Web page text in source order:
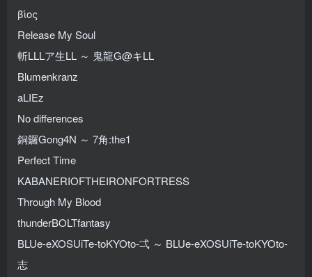
βίος
Release My Soul
斬LLLア生LL ～ 鬼龍G@キLL
Blumenkranz
aLIEz
No differences
銅鑼Gong4N ～ 7角:the1
Perfect Time
KABANERIOFTHEIRONFORTRESS
Through My Blood
thunderBOLTfantasy
BLUe-eXOSUiTe-toKYOto-弌 ～ BLUe-eXOSUiTe-toKYOto-
志